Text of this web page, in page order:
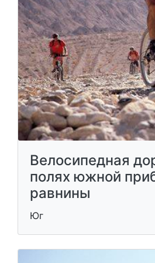
Велосипедная
полях южной
равнины
Юг